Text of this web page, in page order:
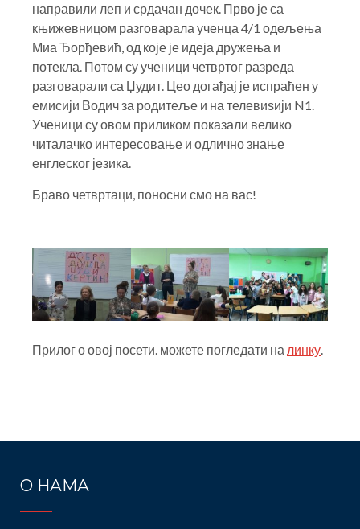
направили леп и срдачан дочек. Прво је са
књижевницом разговарала ученца 4/1 одељења
Миа Ђорђевић, од које је идеја дружења и
потекла. Потом су ученици четвртог разреда
разговарали са Џудит. Цео догађај је испраћен у
емисији Водич за родитеље и на телевиѕији N1.
Ученици су овом приликом показали велико
читалачко интересовање и одлично знање
енглеског језика.
Браво четвртаци, поносни смо на вас!
Прилог о овој посети. можете погледати на линку.
О НАМА